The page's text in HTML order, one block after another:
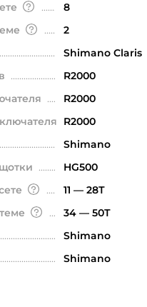
8
2
Shimano Claris
R2000
R2000
R2000
Shimano
HG500
11 — 28Т
34 — 50Т
Shimano
Shimano